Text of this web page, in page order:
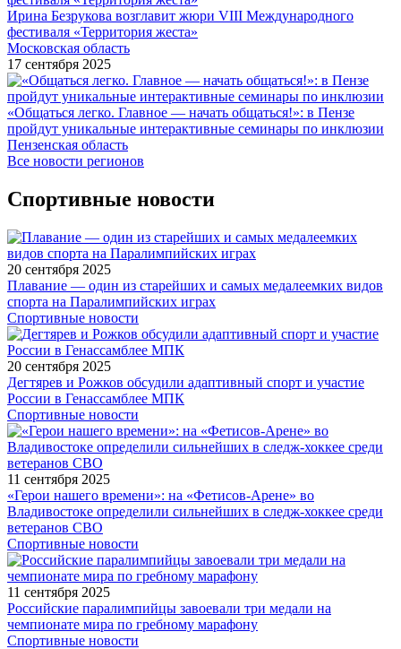
Ирина Безрукова возглавит жюри VIII Международного
фестиваля «Территория жеста»
Московская область
17 сентября 2025
«Общаться легко. Главное — начать общаться!»: в Пензе
пройдут уникальные интерактивные семинары по инклюзии
Пензенская область
Все новости регионов
Спортивные новости
20 сентября 2025
Плавание — один из старейших и самых медалеемких видов
спорта на Паралимпийских играх
Спортивные новости
20 сентября 2025
Дегтярев и Рожков обсудили адаптивный спорт и участие
России в Генассамблее МПК
Спортивные новости
11 сентября 2025
«Герои нашего времени»: на «Фетисов-Арене» во
Владивостоке определили сильнейших в следж-хоккее среди
ветеранов СВО
Спортивные новости
11 сентября 2025
Российские паралимпийцы завоевали три медали на
чемпионате мира по гребному марафону
Спортивные новости